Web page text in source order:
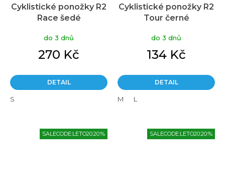
Cyklistické ponožky R2
Race šedé
do 3 dnů
270 Kč
DETAIL
S
Cyklistické ponožky R2
Tour černé
do 3 dnů
134 Kč
DETAIL
M L
SALECODE:LETO20:20:% SALECODE:LETO20:20:%